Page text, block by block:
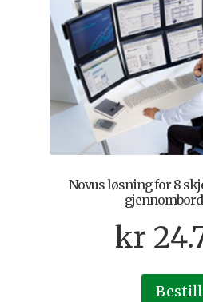
Novus løsning for 8
kr
Bestill